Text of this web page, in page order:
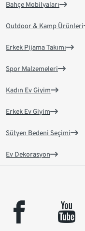
Bahçe Mobilyaları
Outdoor & Kamp Ürünleri
Erkek Pijama Takımı
Spor Malzemeleri
Kadın Ev Giyim
Erkek Ev Giyim
Sütyen Bedeni Seçimi
Ev Dekorasyon
facebook youtube